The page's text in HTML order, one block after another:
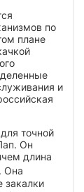
по
плане
и
точной
Он
длина
. Она
закалки